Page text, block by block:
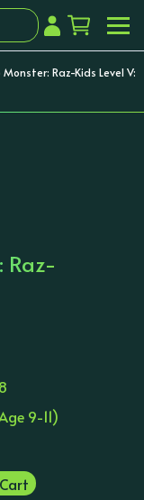
Raz-Kids Level V:
Raz-
9-11)
Add To Cart